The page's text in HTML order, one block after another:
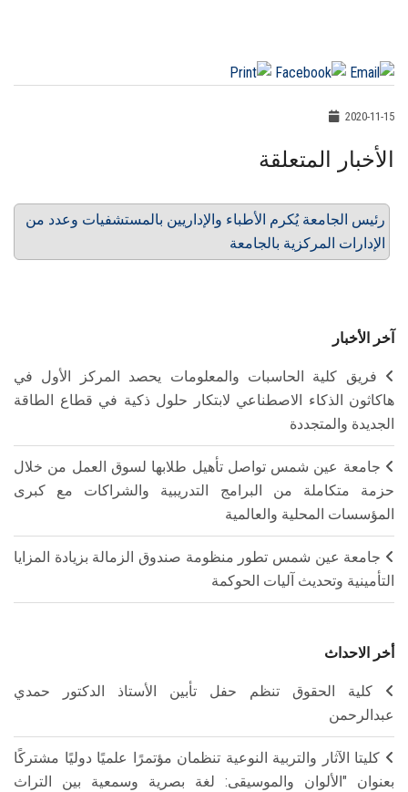
2020-11-15
الأخبار المتعلقة
رئيس الجامعة يُكرم الأطباء والإداريين بالمستشفيات وعدد من
الإدارات المركزية بالجامعة
آخر الأخبار
فريق كلية الحاسبات والمعلومات يحصد المركز الأول في
هاكاثون الذكاء الاصطناعي لابتكار حلول ذكية في قطاع الطاقة
الجديدة والمتجددة
جامعة عين شمس تواصل تأهيل طلابها لسوق العمل من خلال
حزمة متكاملة من البرامج التدريبية والشراكات مع كبرى
المؤسسات المحلية والعالمية
جامعة عين شمس تطور منظومة صندوق الزمالة بزيادة المزايا
التأمينية وتحديث آليات الحوكمة
أخر الاحداث
كلية الحقوق تنظم حفل تأبين الأستاذ الدكتور حمدي
عبدالرحمن
كليتا الآثار والتربية النوعية تنظمان مؤتمرًا علميًا دوليًا مشتركًا
بعنوان "الألوان والموسيقى: لغة بصرية وسمعية بين التراث